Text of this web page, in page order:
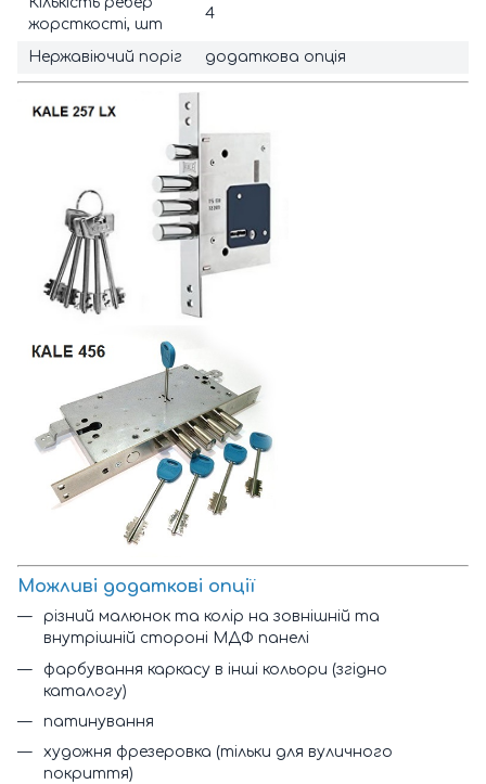
жорсткості, шт
4
Нержавіючий поріг додаткова опція
Можливі додаткові опції
різний малюнок та колір на зовнішній та
внутрішній стороні МДФ панелі
фарбування каркасу в інші кольори (згідно
каталогу)
патинування
художня фрезеровка (тільки для вуличного
покриття)